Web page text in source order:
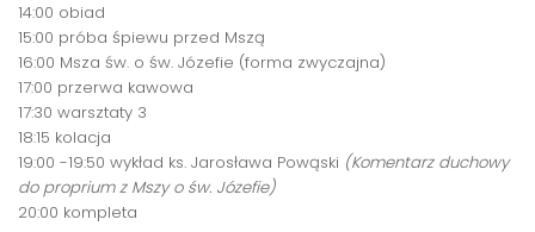
14:00 obiad
15:00 próba śpiewu przed Mszą
16:00 Msza św. o św. Józefie (forma zwyczajna)
17:00 przerwa kawowa
17:30 warsztaty 3
18:15 kolacja
19:00 -19:50 wykład ks. Jarosława Powąski (Komentarz duchowy
do proprium z Mszy o św. Józefie)
20:00 kompleta